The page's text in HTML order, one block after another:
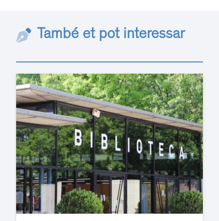
També et pot interessar